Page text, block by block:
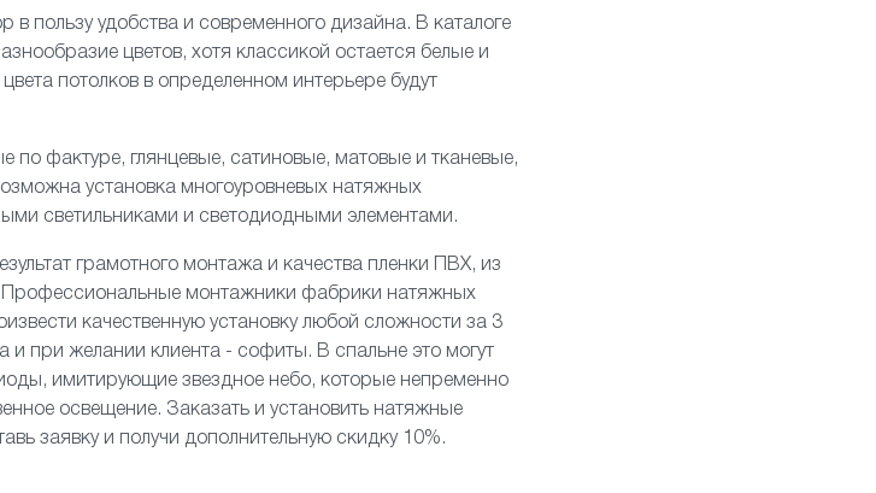
в пользу удобства и современного дизайна. В каталоге
цветов, хотя классикой остается белые и
потолков в определенном интерьере будут
по фактуре, глянцевые, сатиновые, матовые итканевые,
установка многоуровневых натяжных
светильниками и светодиодными элементами .
грамотного монтажа и качества пленки ПВХ, из
Профессиональные монтажники фабрики натяжных
качественную установку любой сложности за 3
и при желании клиента - софиты. В спальне это могут
имитирующие звездное небо, которые непременно
освещение. Заказать и установить натяжные
заявку и получи дополнительную скидку 10%.